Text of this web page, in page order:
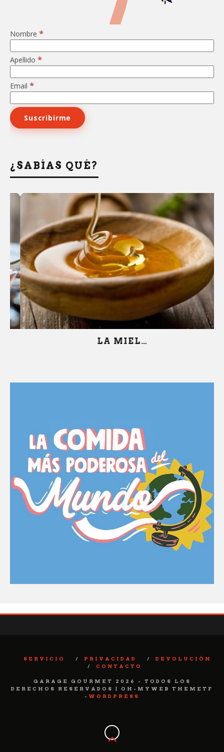
Nombre *
Apellido *
Email *
¿SABÍAS QUÉ?
LA MIEL…
SERVICIO PRIVACIDAD
DEVOLUCIÓN
CONTACTO
GARAGE GOURMET 2026 - TODOS LOS
DERECHOS RESERVADOS | OH-MYWEB THEMETF
- WORDPRESS